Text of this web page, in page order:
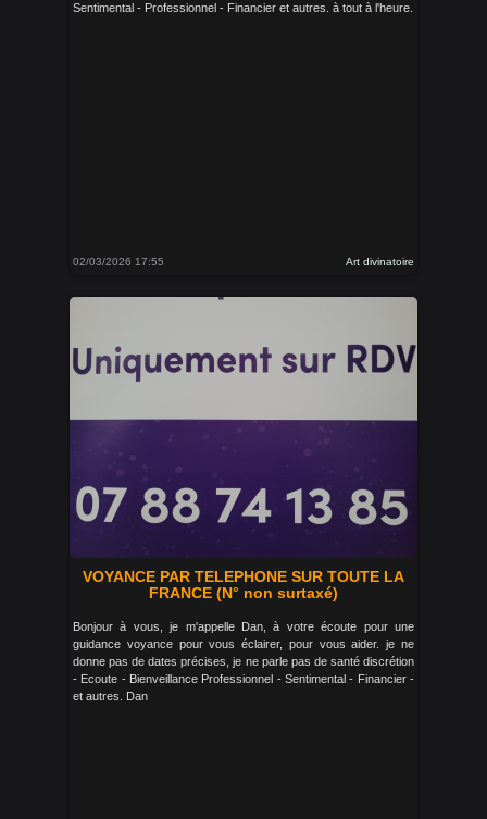
Sentimental - Professionnel - Financier et autres. à tout à l'heure.
02/03/2026 17:55 Art divinatoire
VOYANCE PAR TELEPHONE SUR TOUTE LA
FRANCE (N° non surtaxé)
Bonjour à vous, je m'appelle Dan, à votre écoute pour une
guidance voyance pour vous éclairer, pour vous aider. je ne
donne pas de dates précises, je ne parle pas de santé discrétion
- Ecoute - Bienveillance Professionnel - Sentimental - Financier -
et autres. Dan